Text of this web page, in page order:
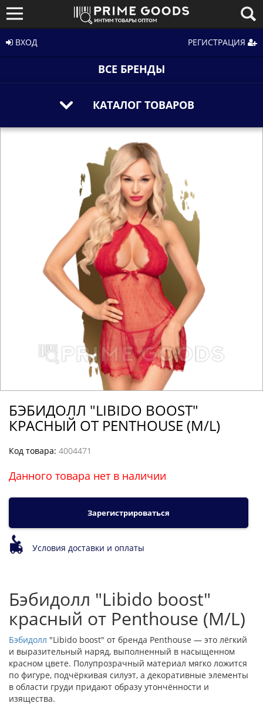
ВХОД РЕГИСТРАЦИЯ
ВСЕ БРЕНДЫ
КАТАЛОГ ТОВАРОВ
БЭБИДОЛЛ "LIBIDO BOOST"
КРАСНЫЙ ОТ PENTHOUSE (M/L)
Код товара: 4004471
Данного товара нет в наличии
Зарегистрироваться
Условия доставки и оплаты
Бэбидолл "Libido boost"
красный от Penthouse (M/L)
Бэбидолл "Libido boost" от бренда Penthouse — это лёгкий
и выразительный наряд, выполненный в насыщенном
красном цвете. Полупрозрачный материал мягко ложится
по фигуре, подчёркивая силуэт, а декоративные элементы
в области груди придают образу утончённости и
изящества.